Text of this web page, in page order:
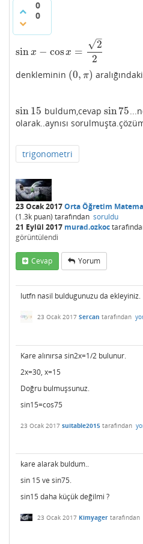
0
0
sinx − cosx =
2
–
√
2
sinx− cos x=22
denkleminin (0, π)
(0,π )
sin15
sin15 buldum,cevap sin75
sin75
olarak..aynısı
trigonometri
23 Ocak 2017Orta Öğretim
(1.3k puan) tarafından soruldu
21 Eylül 2017 murad.ozkoc
görüntülendi
Cevap Yorum
lutfn nasil buldugunuzu da ekleyiniz.
23 Ocak 2017 Sercan tarafından
Kare alınırsa sin2x=1/2 bulunur.
2x=30, x=15
Doğru bulmuşsunuz.
sin15=cos75
23 Ocak 2017 suitable2015 tarafından
kare alarak buldum..
sin 15 ve sin75.
sin15 daha küçük değilmi ?
23 Ocak 2017 Kimyager tarafından